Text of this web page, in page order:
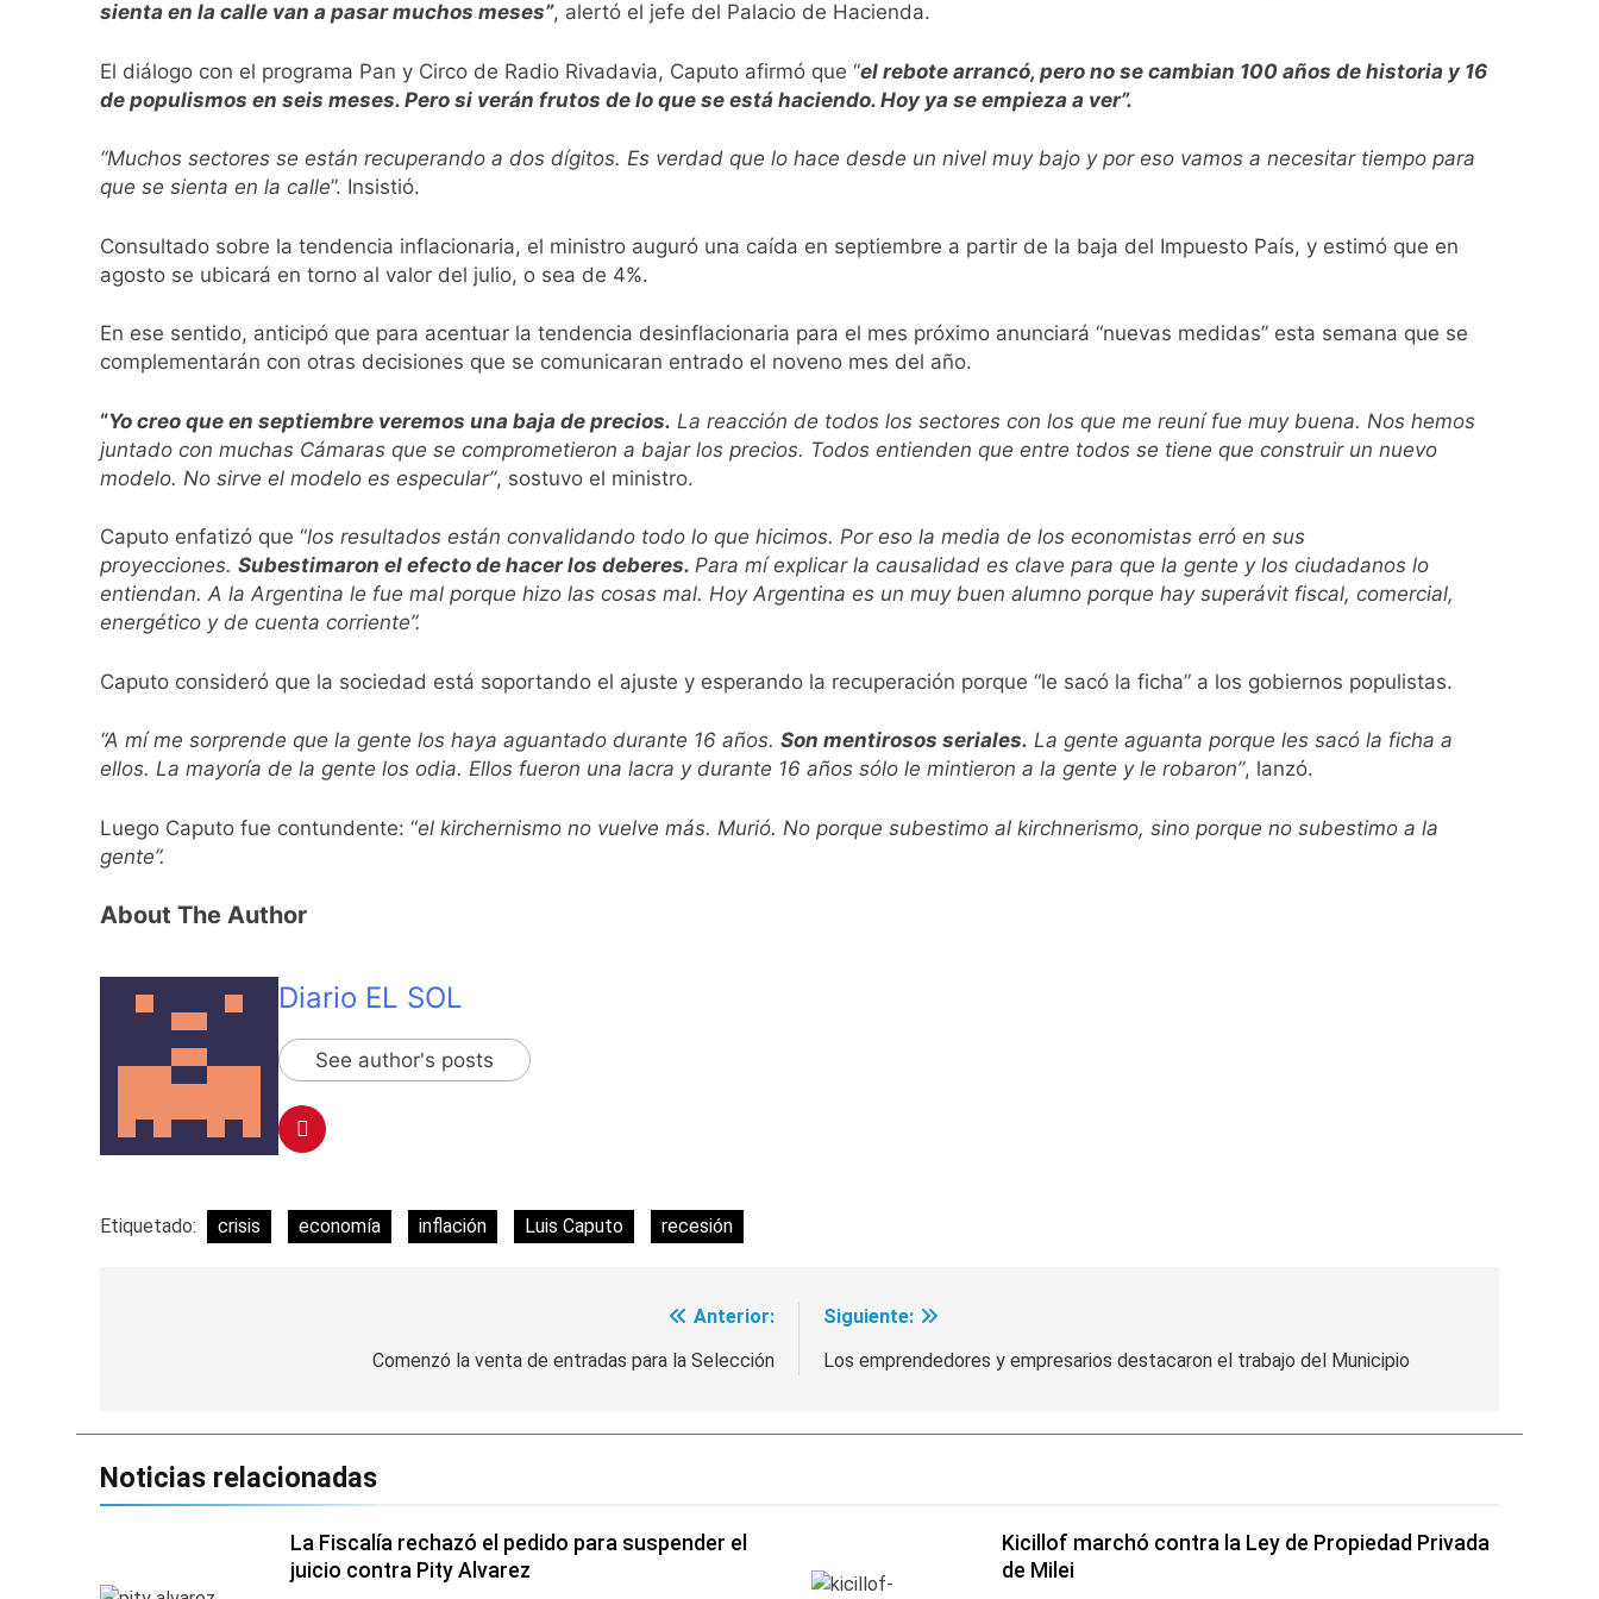
Transporte: un asistente virtual para consultar infracciones en segundos
Una gran convocatoria en la obra teatral «Los Abuelos No Mienten»
11 Horas Atrás
14 Horas Atrás
Tormentas severas y fuertes ráfagas de viento: más de 10 provincias bajo alerta meteorológica
Senado debate el proyecto sobre propiedad privada con foco en los desalojos
Día del Cirujano Torácico: una especialidad clave para el cuidado de la salud respiratoria en el Sanatorio Urquiza
17 Horas Atrás
Alerta naranja en Quilmes por tormentas severas y fuertes ráfagas de viento
Denunciaron penalmente al abogado libertario que propuso tirar napalm sobre el Gran Buenos Aires
sienta en la calle van a pasar muchos meses”, alertó el jefe del Palacio de Hacienda.
El diálogo con el programa Pan y Circo de Radio Rivadavia, Caputo afirmó que “el rebote arrancó, pero no se cambian 100 años de historia y 16
de populismos en seis meses. Pero si verán frutos de lo que se está haciendo. Hoy ya se empieza a ver”.
“Muchos sectores se están recuperando a dos dígitos. Es verdad que lo hace desde un nivel muy bajo y por eso vamos a necesitar tiempo para
que se sienta en la calle”. Insistió.
Consultado sobre la tendencia inflacionaria, el ministro auguró una caída en septiembre a partir de la baja del Impuesto País, y estimó que en
agosto se ubicará en torno al valor del julio, o sea de 4%.
En ese sentido, anticipó que para acentuar la tendencia desinflacionaria para el mes próximo anunciará “nuevas medidas” esta semana que se
complementarán con otras decisiones que se comunicaran entrado el noveno mes del año.
“Yo creo que en septiembre veremos una baja de precios. La reacción de todos los sectores con los que me reuní fue muy buena. Nos hemos
juntado con muchas Cámaras que se comprometieron a bajar los precios. Todos entienden que entre todos se tiene que construir un nuevo
modelo. No sirve el modelo es especular”, sostuvo el ministro.
Caputo enfatizó que “los resultados están convalidando todo lo que hicimos. Por eso la media de los economistas erró en sus
proyecciones. Subestimaron el efecto de hacer los deberes. Para mí explicar la causalidad es clave para que la gente y los ciudadanos lo
entiendan. A la Argentina le fue mal porque hizo las cosas mal. Hoy Argentina es un muy buen alumno porque hay superávit fiscal, comercial,
energético y de cuenta corriente”.
Caputo consideró que la sociedad está soportando el ajuste y esperando la recuperación porque “le sacó la ficha” a los gobiernos populistas.
“A mí me sorprende que la gente los haya aguantado durante 16 años. Son mentirosos seriales. La gente aguanta porque les sacó la ficha a
ellos. La mayoría de la gente los odia. Ellos fueron una lacra y durante 16 años sólo le mintieron a la gente y le robaron”, lanzó.
Luego Caputo fue contundente: “el kirchernismo no vuelve más. Murió. No porque subestimo al kirchnerismo, sino porque no subestimo a la
gente”.
About The Author
Diario EL SOL
See author's posts
Etiquetado: crisis economía inflación Luis Caputo recesión
Anterior:
Comenzó la venta de entradas para la Selección
Siguiente:
Los emprendedores y empresarios destacaron el trabajo del Municipio
Noticias relacionadas
La Fiscalía rechazó el pedido para suspender el
juicio contra Pity Alvarez
Kicillof marchó contra la Ley de Propiedad Privada
de Milei